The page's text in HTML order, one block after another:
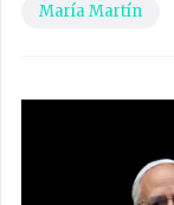
María Martín